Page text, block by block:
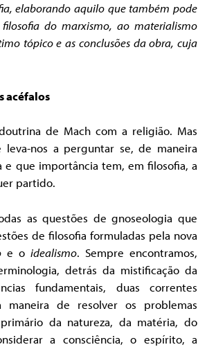
elaborando aquilo que também pode
do marxismo, ao materialismo
tópico e as conclusões da obra, cuja
acéfalos
de Mach com a religião. Mas
leva-nos a perguntar se, de maneira
que importância tem, em filosofia, a
partido.
as questões de gnoseologia que
de filosofia formuladas pela nova
e o idealismo. Sempre encontramos,
detrás da mistificação da
fundamentais, duas correntes
de resolver os problemas
da natureza, da matéria, do
a consciência, o espírito, a